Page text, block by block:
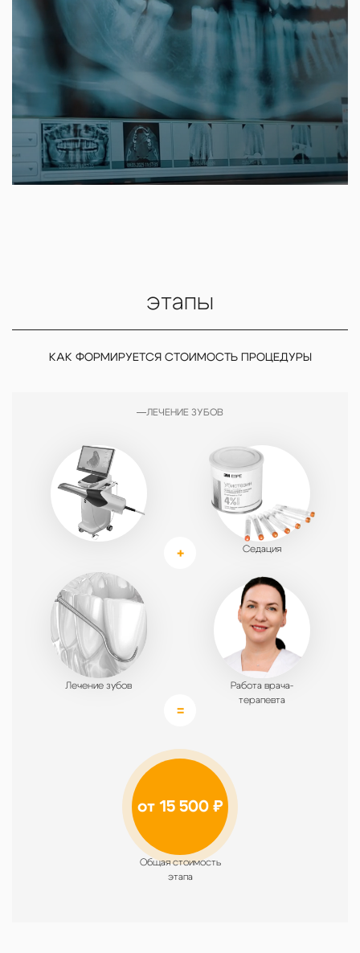
этапы
КАК ФОРМИРУЕТСЯ СТОИМОСТЬ ПРОЦЕДУРЫ
ЛЕЧЕНИЕ ЗУБОВ
Седация
Лечение зубов
Работа врача-
терапевта
от 15 500 ₽
Общая стоимость
этапа